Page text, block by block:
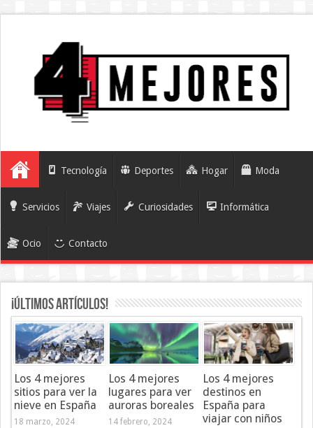
Tecnología Deportes Hogar Moda
Servicios Viajes Curiosidades Informática
Ocio Contacto
¡Últimos artículos!
Los 4 mejores
sitios para ver la
nieve en España
18 marzo, 2024
Los 4 mejores
lugares para ver
auroras boreales
14 febrero, 2024
Los 4 mejores
destinos en
España para
viajar con niños